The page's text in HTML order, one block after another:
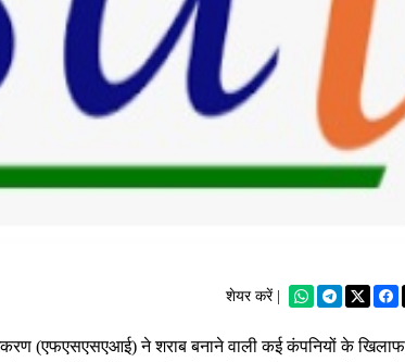
शेयर करें |
(एफएसएसएआई) ने शराब बनाने वाली कई कंपनियों के